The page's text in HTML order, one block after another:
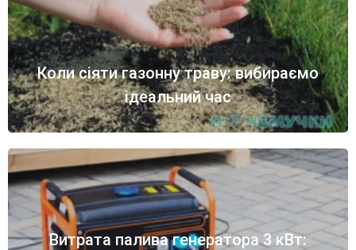
Коли сіяти газонну траву: вибираємо
ідеальний час
Витрата палива генератора 3 кВт: